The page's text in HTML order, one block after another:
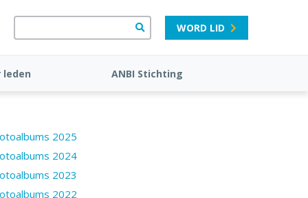
WORD LID
leden ANBI Stichting
2025
2024
2023
2022